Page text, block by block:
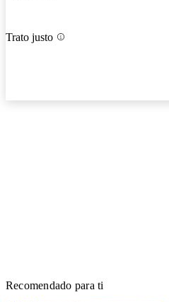
Trato justo
Recomendado para ti